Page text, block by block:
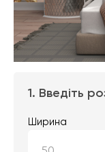
1. Введіть
Ширина